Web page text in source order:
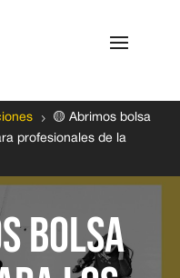
5
🟡 Abrimos bolsa
profesionales de la
bolsa